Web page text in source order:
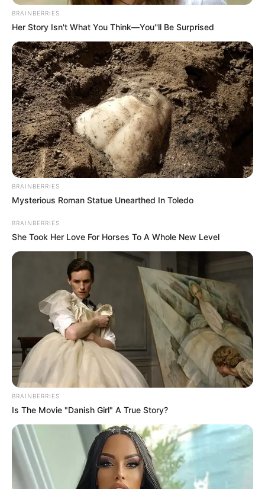
BRAINBERRIES
Her Story Isn't What You Think—You''ll Be Surprised
BRAINBERRIES
Mysterious Roman Statue Unearthed In Toledo
BRAINBERRIES
She Took Her Love For Horses To A Whole New Level
BRAINBERRIES
Is The Movie "Danish Girl" A True Story?